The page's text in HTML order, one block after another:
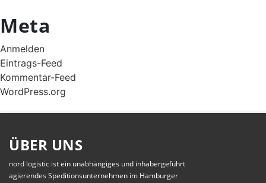
Meta
Anmelden
Eintrags-Feed
Kommentar-Feed
WordPress.org
ÜBER UNS
nord logistic ist ein unabhängiges und inhabergeführt
agierendes Speditionsunternehmen im Hamburger